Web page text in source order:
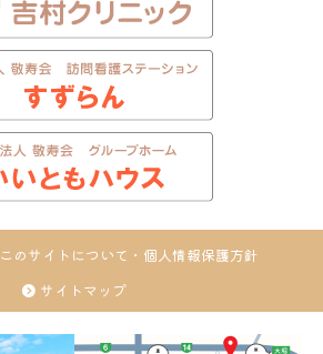
このサイトについて・個人情報保護方針
サイトマップ